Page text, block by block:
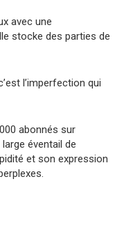
avec une
stocke des parties de
l’imperfection qui
abonnés sur
éventail de
et son expression